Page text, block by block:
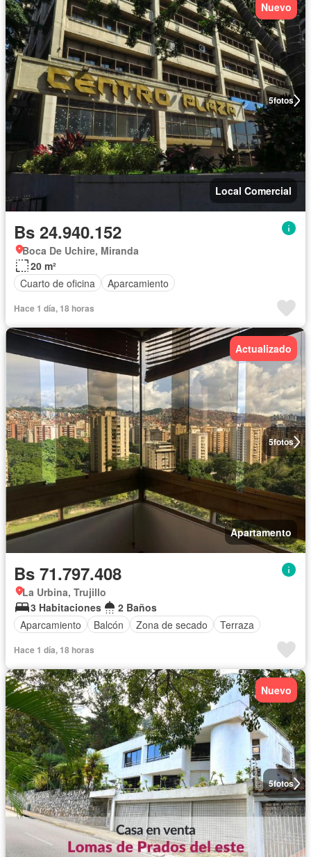
5fotos
Nuevo
Local Comercial
Bs 24.940.152
Boca De Uchire, Miranda
20 m²
Cuarto de oficina
Aparcamiento
Hace 1 día, 18 horas
5fotos
Actualizado
Apartamento
Bs 71.797.408
La Urbina, Trujillo
3 Habitaciones
2 Baños
Aparcamiento
Balcón Zona de secado Terraza
Hace 1 día, 18 horas
5fotos
Nuevo